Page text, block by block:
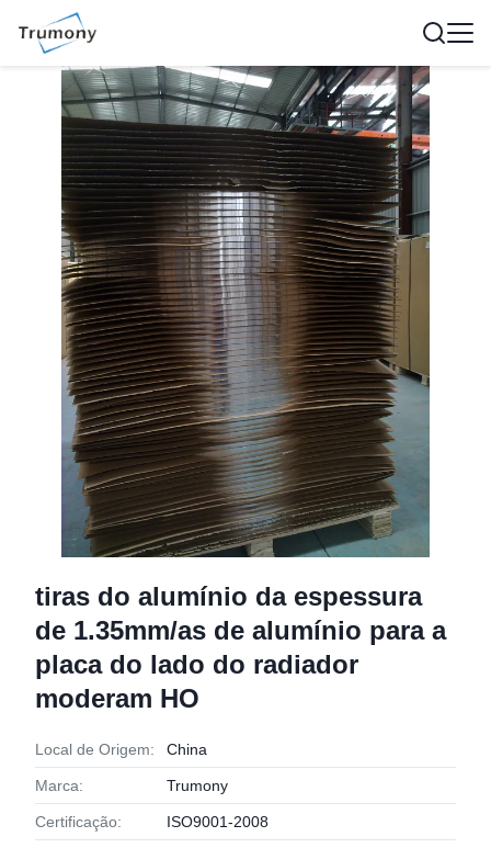
tiras do alumínio da espessura
de 1.35mm/as de alumínio para a
placa do lado do radiador
moderam HO
Local de Origem: China
Marca: Trumony
Certificação: ISO9001-2008